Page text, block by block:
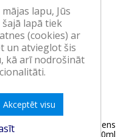
BRITE enerģijas dzēriens
Pineapple Mango, 330ml
lapu, Jūs
lapā tiek
(cookies) ar
un atvieglot šis
kā arī nodrošināt
Akceptēt visu